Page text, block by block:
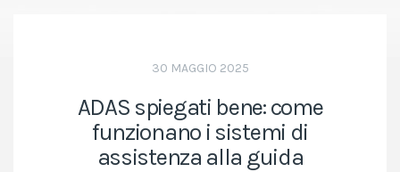
30 MAGGIO 2025
ADAS spiegati bene: come
funzionano i sistemi di
assistenza alla guida